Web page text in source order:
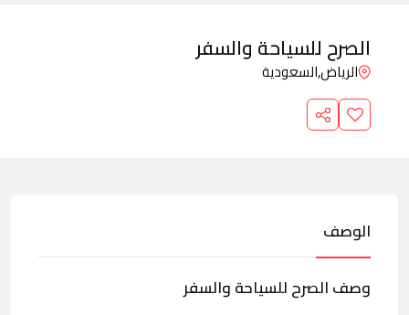
الصرح للسياحة والسفر
الرياض,السعودية
الوصف
وصف الصرح للسياحة والسفر